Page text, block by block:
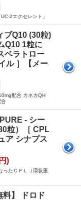
2エクセレント」
ブQ10 (30粒)
Q10 1粒に
ベラトロー
ル ］【メー
配合 カネカQH
合
- シー
粒）［ CPL
ア シナプス
)
ったＣＰＬ（環状重
料】 ドロド